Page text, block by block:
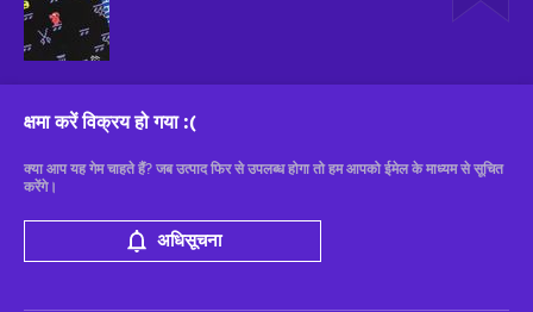
क्षमा करें विक्रय हो गया :(
क्या आप यह गेम चाहते हैं? जब उत्पाद फिर से उपलब्ध होगा तो हम आपको ईमेल के माध्यम से सूचित
करेंगे।
अधिसूचना